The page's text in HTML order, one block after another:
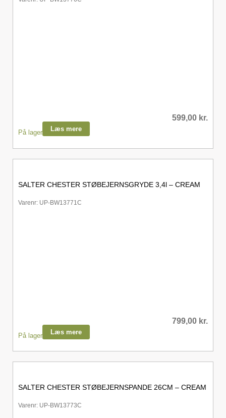
599,00 kr.
På lager Læs mere
SALTER CHESTER STØBEJERNSGRYDE 3,4l – CREAM
Varenr: UP-BW13771C
799,00 kr.
På lager Læs mere
SALTER CHESTER STØBEJERNSPANDE 26CM – CREAM
Varenr: UP-BW13773C